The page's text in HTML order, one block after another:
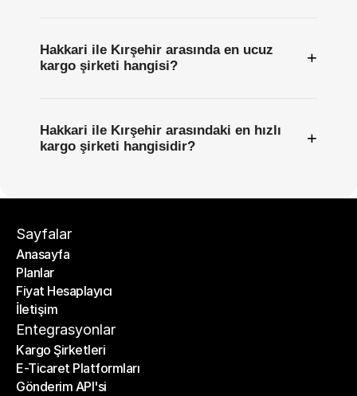
Hakkari ile Kırşehir arasında en ucuz
kargo şirketi hangisi?
+
Hakkari ile Kırşehir arasındaki en hızlı
kargo şirketi hangisidir?
+
Sayfalar
Anasayfa
Anasayfa
Planlar
Planlar
Fiyat Hesaplayıcı
Fiyat Hesaplayıcı
İletişim
İletişim
Entegrasyonlar
Kargo Şirketleri
Kargo Şirketleri
E-Ticaret Platformları
E-Ticaret Platformları
Gönderim API'si